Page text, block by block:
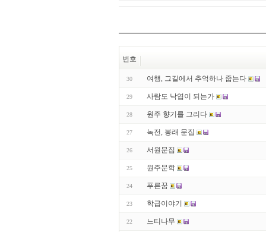
번호
30 여행, 그길에서 추억하나 줍는다
29 사람도 낙엽이 되는가
28 원주 향기를 그리다
27 녹전, 봉래 문집
26 서원문집
25 원주문학
24 푸른꿈
23 학급이야기
22 느티나무